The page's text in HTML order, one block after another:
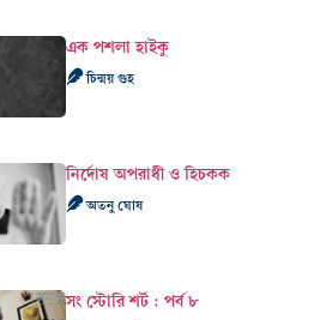
এক পশলা হাইকু
চিন্ময় গুহ
নির্দোষ অপরাধী ও হিচকক
অতনু ঘোষ
সং স্টোরি শর্ট : পর্ব ৮